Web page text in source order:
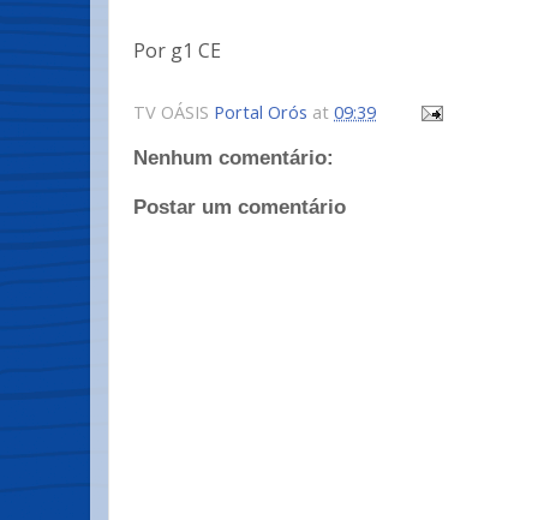
Por g1 CE
TV OÁSIS Portal Orós at 09:39
Nenhum comentário:
Postar um comentário